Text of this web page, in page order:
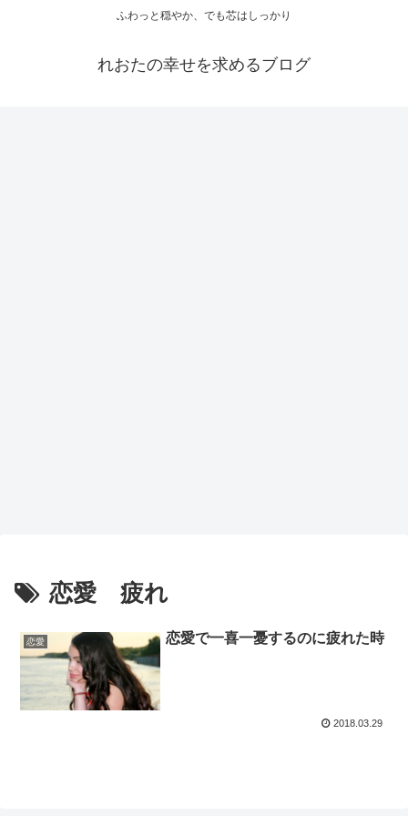
ふわっと穏やか、でも芯はしっかり
れおたの幸せを求めるブログ
恋愛 疲れ
恋愛 恋愛で一喜一憂するのに疲れた時
2018.03.29